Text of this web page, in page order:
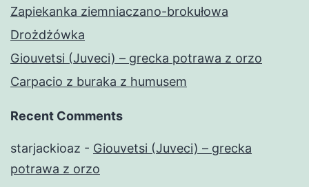
Zapiekanka ziemniaczano-brokułowa
Drożdżówka
Giouvetsi (Juveci) – grecka potrawa z orzo
Carpacio z buraka z humusem
Recent Comments
starjackioaz - Giouvetsi (Juveci) – grecka
potrawa z orzo